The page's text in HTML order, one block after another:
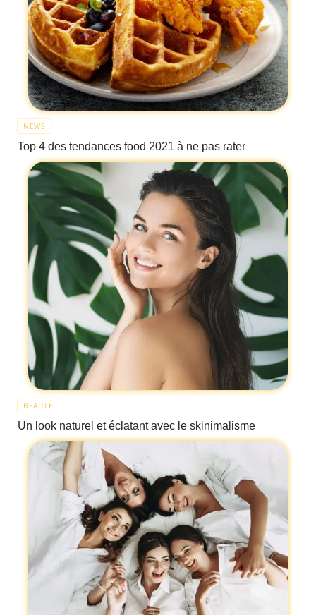
NEWS
Top 4 des tendances food 2021 à ne pas rater
BEAUTÉ
Un look naturel et éclatant avec le skinimalisme